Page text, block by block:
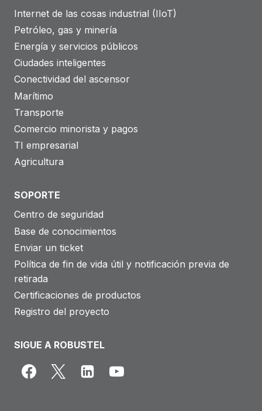
Internet de las cosas industrial (IIoT)
Petróleo, gas y minería
Energía y servicios públicos
Ciudades inteligentes
Conectividad del ascensor
Marítimo
Transporte
Comercio minorista y pagos
TI empresarial
Agricultura
SOPORTE
Centro de seguridad
Base de conocimientos
Enviar un ticket
Política de fin de vida útil y notificación previa de
retirada
Certificaciones de productos
Registro del proyecto
SIGUE A ROBUSTEL